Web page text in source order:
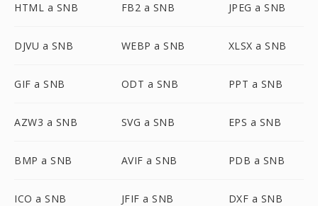
HTML a SNB FB2 a SNB JPEG a SNB
DJVU a SNB WEBP a SNB XLSX a SNB
GIF a SNB ODT a SNB PPT a SNB
AZW3 a SNB SVG a SNB EPS a SNB
BMP a SNB AVIF a SNB PDB a SNB
ICO a SNB JFIF a SNB DXF a SNB